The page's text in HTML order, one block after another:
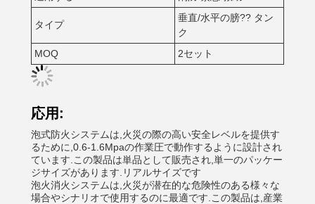
タイプ
垂直/水平の膀?? タン
ク
MOQ
2セット
応用:
泡式防火システムは,火災の際の高い安全レベルを提供す
るために,0.6-1.6Mpaの作業圧で動作するように設計され
ています.この製品は単品として販売され,単一のパッケー
ジサイズがあります.リアルサイズです
泡火消火システムは,火災が潜在的な危険性のある様々な
場合やシナリオで使用するのに最適です.この製品は,産業